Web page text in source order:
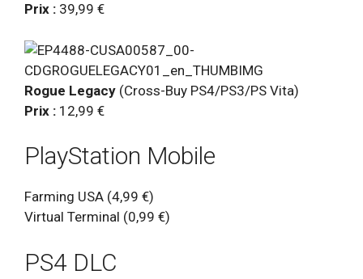
Prix : 39,99 €
Rogue Legacy (Cross-Buy PS4/PS3/PS Vita)
Prix : 12,99 €
PlayStation Mobile
Farming USA (4,99 €)
Virtual Terminal (0,99 €)
PS4 DLC